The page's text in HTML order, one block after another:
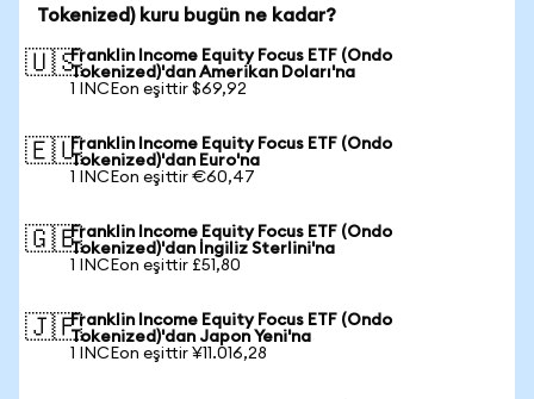
Tokenized) kuru bugün ne kadar?
🇺🇸Franklin Income Equity Focus ETF (Ondo
Tokenized)'dan Amerikan Doları'na
1 INCEon eşittir $69,92
🇪🇺Franklin Income Equity Focus ETF (Ondo
Tokenized)'dan Euro'na
1 INCEon eşittir €60,47
🇬🇧Franklin Income Equity Focus ETF (Ondo
Tokenized)'dan İngiliz Sterlini'na
1 INCEon eşittir £51,80
🇯🇵Franklin Income Equity Focus ETF (Ondo
Tokenized)'dan Japon Yeni'na
1 INCEon eşittir ¥11.016,28